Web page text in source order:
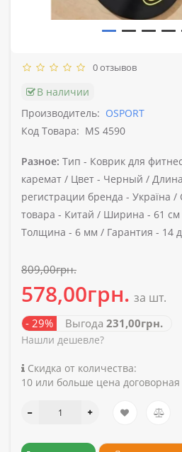
0 отзывов
В наличии
Производитель: OSPORT
Код Товара: MS 4590
Разное: Тип - Коврик для
каремат / Цвет - Черный /
регистрации бренда - Україна /
товара - Китай / Ширина - 61
Толщина - 6 мм / Гарантия - 14
809,00грн.
578,00грн. за шт.
- 29% Выгода 231,00грн.
Нашли дешевле?
Скидка от количества:
10 или больше цена договорная